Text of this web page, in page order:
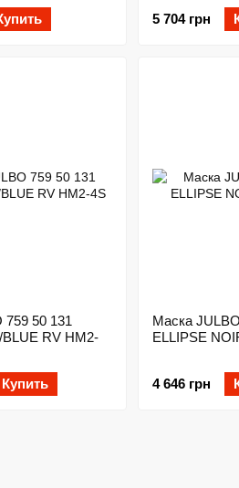
5 704 грн
50 131
RV HM2-
Купить
Маска
ELLIPSE
4 646 грн